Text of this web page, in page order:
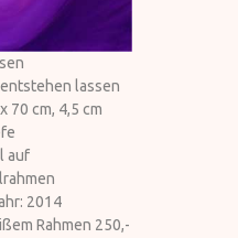
lassen
70 cm, 4,5 cm
auf
2014
Rahmen 250,-